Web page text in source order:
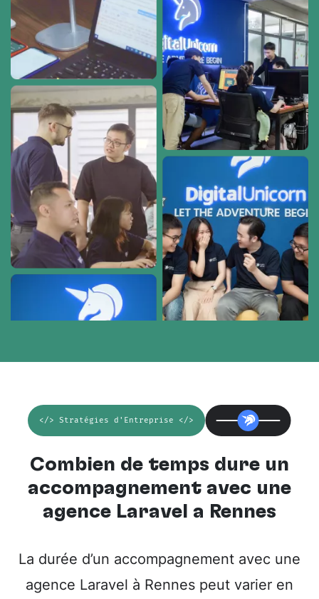
</> Stratégies d'Entreprise </>
Combien de temps dure un
accompagnement avec une
agence Laravel à Rennes
La durée d’un accompagnement avec une
agence Laravel à Rennes peut varier en